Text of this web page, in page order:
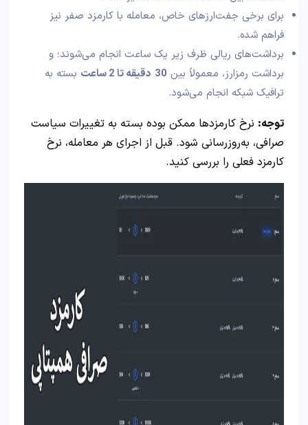
برای برخی جفت‌ارزهای خاص، معامله با کارمزد صفر نیز
فراهم شده.
برداشت‌های ریالی ظرف زیر یک ساعت انجام می‌شوند؛ و
برداشت رمزارز، معمولاً بین 30 دقیقه تا2ساعت بسته به
ترافیک شبکه انجام می‌شود.
توجه: نرخ کارمزدها ممکن بوده بسته به تغییرات سیاست
صرافی، به‌روزرسانی شود. قبل از اجرای هر معامله، نرخ
کارمزد فعلی را بررسی کنید.